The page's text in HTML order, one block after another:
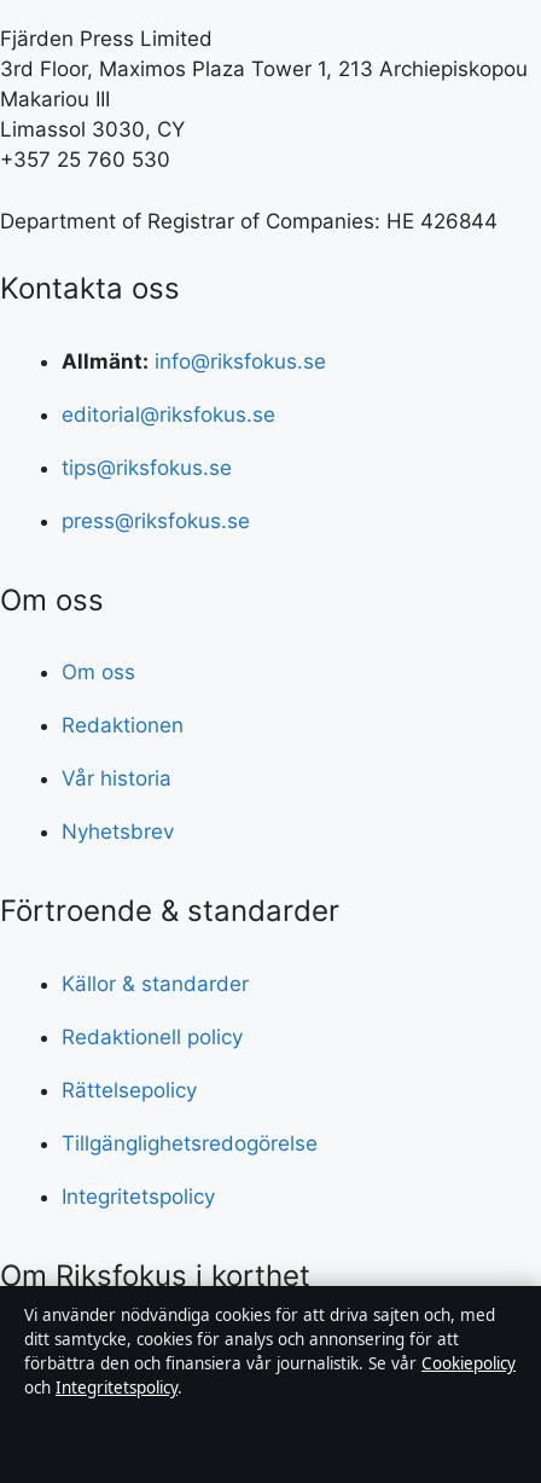
Fjärden Press Limited
3rd Floor, Maximos Plaza Tower 1, 213 Archiepiskopou
Makariou III
Limassol 3030, CY
+357 25 760 530
Department of Registrar of Companies: HE 426844
Kontakta oss
Allmänt: info@riksfokus.se
editorial@riksfokus.se
tips@riksfokus.se
press@riksfokus.se
Om oss
Om oss
Redaktionen
Vår historia
Nyhetsbrev
Förtroende & standarder
Källor & standarder
Redaktionell policy
Rättelsepolicy
Tillgänglighetsredogörelse
Integritetspolicy
Om Riksfokus i korthet
Riksfokus är en oberoende svensk digital nyhetssajt
med fokus på film, tv, kultur och nöjesnyheter. Varje
artikel har en namngiven byline, granskas av en
Vi använder nödvändiga cookies för att driva sajten och, med
ditt samtycke, cookies för analys och annonsering för att
förbättra den och finansiera vår journalistik. Se vår Cookiepolicy
och Integritetspolicy.